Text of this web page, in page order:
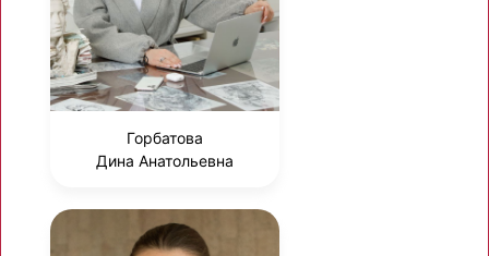
Горбатова
Дина Анатольевна